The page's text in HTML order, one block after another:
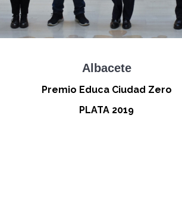
Albacete
Premio Educa Ciudad Zero
PLATA 2019